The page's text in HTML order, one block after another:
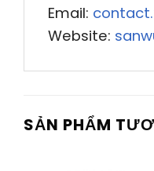
Email:
Website:
SẢN PHẨM